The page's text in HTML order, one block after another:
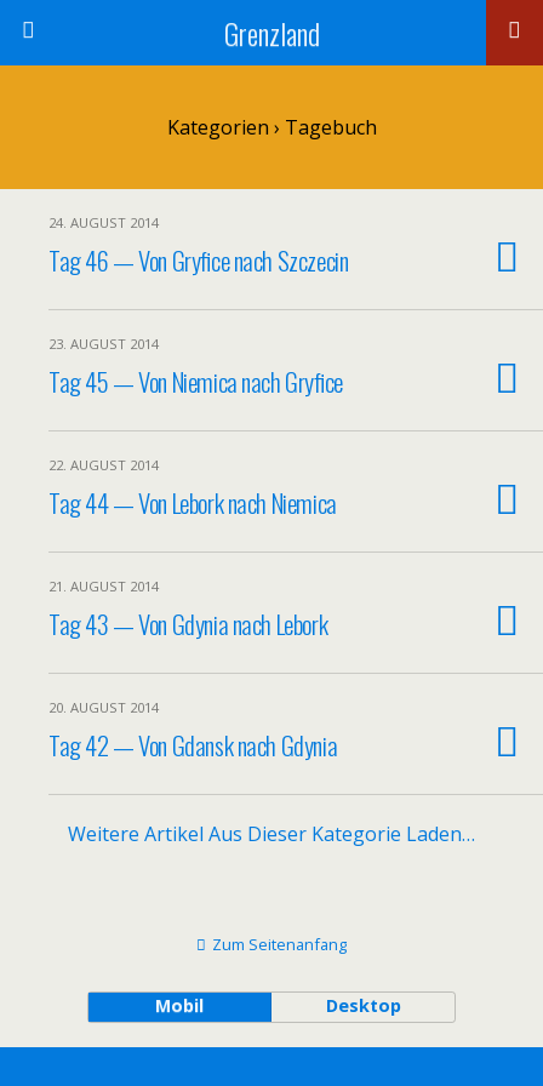
Grenzland
Kategorien › Tagebuch
24. AUGUST 2014
Tag 46 — Von Gryfice nach Szczecin
23. AUGUST 2014
Tag 45 — Von Niemica nach Gryfice
22. AUGUST 2014
Tag 44 — Von Lebork nach Niemica
21. AUGUST 2014
Tag 43 — Von Gdynia nach Lebork
20. AUGUST 2014
Tag 42 — Von Gdansk nach Gdynia
Weitere Artikel Aus Dieser Kategorie Laden…
Zum Seitenanfang
Mobil Desktop